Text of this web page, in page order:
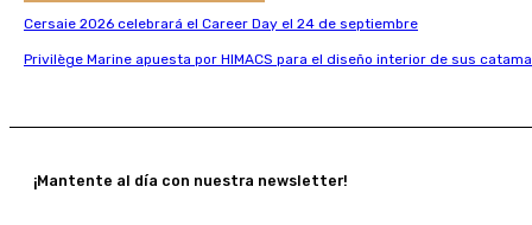
Cersaie 2026 celebrará el Career Day el 24 de septiembre
Privilège Marine apuesta por HIMACS para el diseño interior de sus
¡Mantente al día con nuestra newsletter!